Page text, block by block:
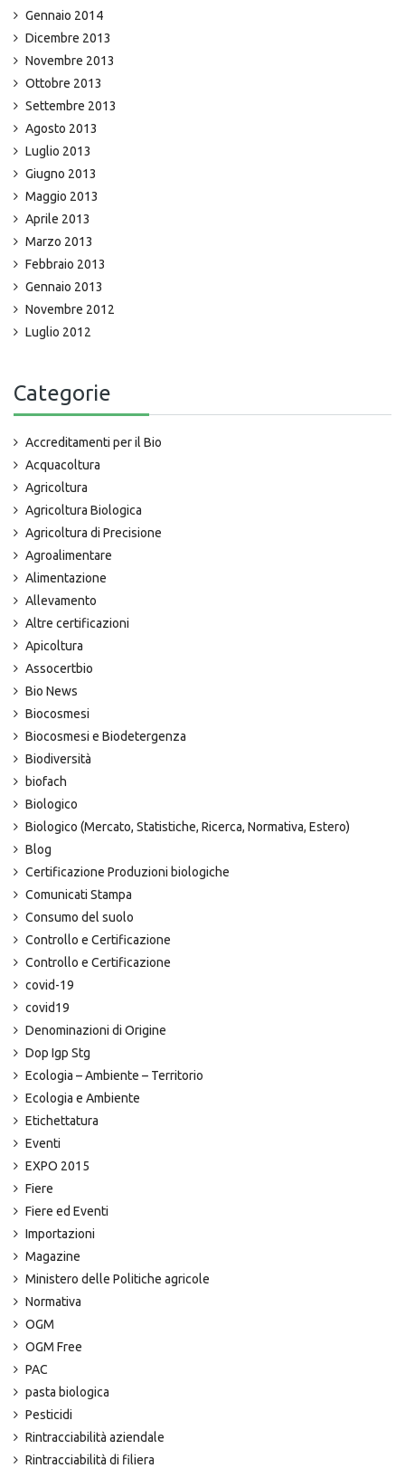
Gennaio 2014
Dicembre 2013
Novembre 2013
Ottobre 2013
Settembre 2013
Agosto 2013
Luglio 2013
Giugno 2013
Maggio 2013
Aprile 2013
Marzo 2013
Febbraio 2013
Gennaio 2013
Novembre 2012
Luglio 2012
Categorie
Accreditamenti per il Bio
Acquacoltura
Agricoltura
Agricoltura Biologica
Agricoltura di Precisione
Agroalimentare
Alimentazione
Allevamento
Altre certificazioni
Apicoltura
Assocertbio
Bio News
Biocosmesi
Biocosmesi e Biodetergenza
Biodiversità
biofach
Biologico
Biologico (Mercato, Statistiche, Ricerca, Normativa, Estero)
Blog
Certificazione Produzioni biologiche
Comunicati Stampa
Consumo del suolo
Controllo e Certificazione
Controllo e Certificazione
covid-19
covid19
Denominazioni di Origine
Dop Igp Stg
Ecologia – Ambiente – Territorio
Ecologia e Ambiente
Etichettatura
Eventi
EXPO 2015
Fiere
Fiere ed Eventi
Importazioni
Magazine
Ministero delle Politiche agricole
Normativa
OGM
OGM Free
PAC
pasta biologica
Pesticidi
Rintracciabilità aziendale
Rintracciabilità di filiera